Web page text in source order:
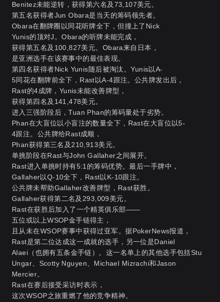
Benitez未能逆转，获得第六名及73,107美元。
第五名获得者Jun Obara是当天的筹码领先者。
Obara在翻牌圈以同花听牌全下，但撞上了Nick
Yunis的顶对J。Obara的听牌未能完成，
获得第五名及100,827美元。Obara来自日本，
是亚洲选手在该赛事中的最佳表现。
第四名获得者Nick Yunis随后被淘汰。Yunis以A-
5同花在翻牌前全下，Rast以A-4跟注。公共牌发出后，
Rast的4成牌，Yunis未能改善牌型，
获得第四名及141,478美元。
进入三强阶段后，Tuan Phan的筹码量处于劣势。
Phan在大盲位以小盲注的数量全下，Rast在大盲位以5-
4跟注。公共牌给Rast成顺，
Phan获得第三名及210,913美元。
单挑阶段在Rast与John Gallaher之间展开。
Rast进入单挑时持有5:1的筹码优势。最后一手牌中，
Gallaher以Q-10全下，Rast以K-10跟注。
公共牌未帮助Gallaher改善牌型，Rast获胜。
Gallaher获得第二名及293,009美元。
Rast在获胜后加入了一个精英俱乐部——
五位或以上WSOP金手链得主，
且从未在WSOP赛事中获得过亚军。据PokerNews报道，
Rast是第二位达成这一成就的选手，另一位是Daniel
Alaei（也拥有五条金手链）。这一名单上的其他选手包括Stu
Ungar、Scotty Nguyen、Michael Mizrachi和Jason
Mercier。
Rast在赛后接受采访时表示，
这次WSOP之旅重燃了他的竞争精神。